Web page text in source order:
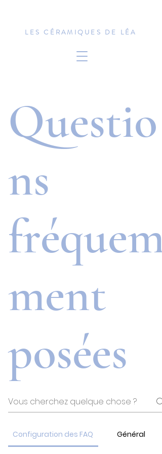
LES CÉRAMIQUES DE LÉA
Questio
ns
fréquem
ment
posées
Configuration des FAQ Général